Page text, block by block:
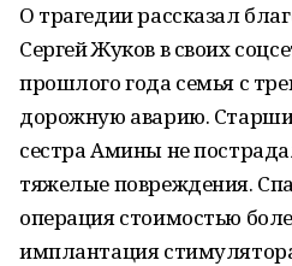
О трагедии рассказал
Сергей Жуков в своих
прошлого года семья с
дорожную аварию.
сестра Амины не
тяжелые повреждения.
операция стоимостью
имплантация